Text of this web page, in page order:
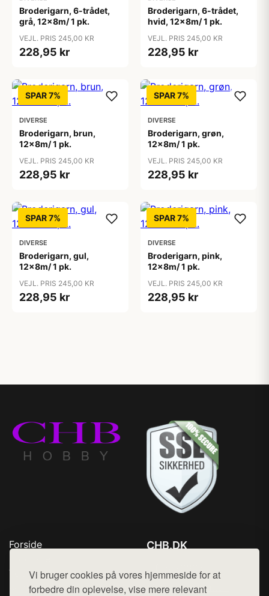
Vi bruger cookies på vores hjemmeside for at
forbedre din oplevelse, vise mere relevant
Broderigarn, 6-trådet,
grå, 12x8m/ 1 pk.
VEJL. PRIS 245,00 KR
228,95 kr
Broderigarn, 6-trådet,
hvid, 12x8m/ 1 pk.
VEJL. PRIS 245,00 KR
228,95 kr
SPAR 7%
DIVERSE
Broderigarn, brun,
12x8m/ 1 pk.
VEJL. PRIS 245,00 KR
228,95 kr
SPAR 7%
DIVERSE
Broderigarn, grøn,
12x8m/ 1 pk.
VEJL. PRIS 245,00 KR
228,95 kr
SPAR 7%
DIVERSE
Broderigarn, gul,
12x8m/ 1 pk.
VEJL. PRIS 245,00 KR
228,95 kr
SPAR 7%
DIVERSE
Broderigarn, pink,
12x8m/ 1 pk.
VEJL. PRIS 245,00 KR
228,95 kr
Forside
Top Rabatter
Kontakt
CHB.DK
Mail: hej@want.dk